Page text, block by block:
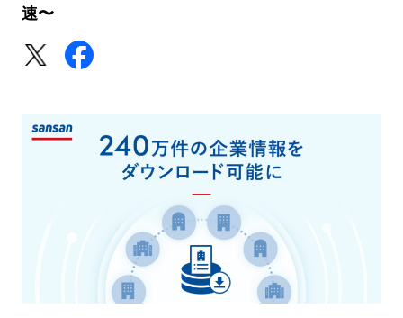
テクノロジー
株主・投資家情報
速〜